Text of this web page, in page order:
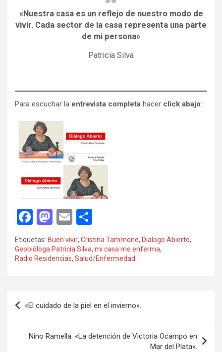
«Nuestra casa es un reflejo de nuestro modo de
vivir. Cada sector de la casa representa una parte
de mi persona»
Patricia Silva
Para escuchar la entrevista completa hacer click abajo:
F
a
ce
b
o
k
M
st
o
d
n
E
m
ail
o
m
p
ar
Etiquetas: Buen vivir, Cristina Tammone, Dialogo Abierto,
Geobióloga Patricia Silva, mi casa me enferma,
Radio Residencias, Salud/Enfermedad
Navegación
de
entradas
«El cuidado de la piel en el invierno».
Nino Ramella: «La detención de Victoria Ocampo en
Mar del Plata».